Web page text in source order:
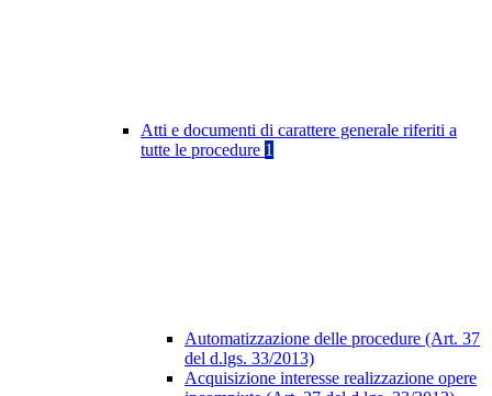
Atti e documenti di carattere generale riferiti a
tutte le procedure 1
Automatizzazione delle procedure (Art. 37
del d.lgs. 33/2013)
Acquisizione interesse realizzazione opere